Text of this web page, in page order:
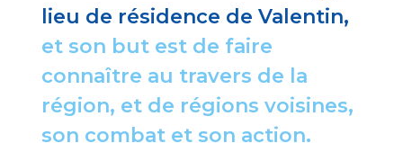
lieu de résidence de Valentin,
et son but est de faire
connaître au travers de la
région, et de régions voisines,
son combat et son action.